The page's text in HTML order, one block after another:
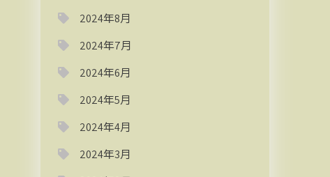
2024年8月
2024年7月
2024年6月
2024年5月
2024年4月
2024年3月